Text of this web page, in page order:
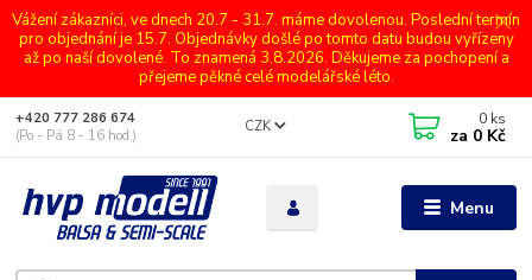
Vážení zákazníci, ve dnech 20.7 - 31.7. máme dovolenou. Poslední termín
pro objednání je 15.7. Objednávky došlé po tomto datu budou vyřízeny
až po naší dovolené. To znamená 3.8.2026. Děkujeme za pochopení a
přejeme pěkné celé modelářské léto.
Menu
CZK
+420 777 286 674
(Po - Pá 8 - 16 hod.)
0 ks
za 0 Kč